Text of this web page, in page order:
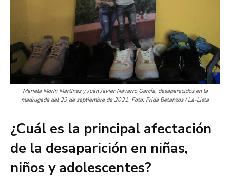
Mariela Morín Martínez y Juan Javier Navarro García, desaparecidos en la
madrugada del 29 de septiembre de 2021. Foto: Frida Betanzos / La-Lista
¿Cuál es la principal afectación
de la desaparición en niñas,
niños y adolescentes?